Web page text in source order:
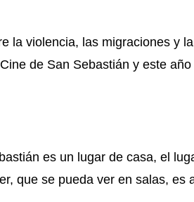
la violencia, las migraciones y
de San Sebastián y este
es un lugar de casa, el
que se pueda ver en salas, es